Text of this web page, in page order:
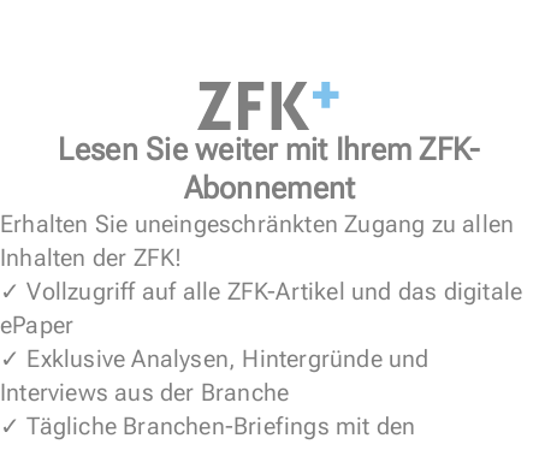
Lesen Sie weiter mit Ihrem ZFK-
Abonnement
Erhalten Sie uneingeschränkten Zugang zu allen
Inhalten der ZFK!
✓ Vollzugriff auf alle ZFK-Artikel und das digitale
ePaper
✓ Exklusive Analysen, Hintergründe und
Interviews aus der Branche
✓ Tägliche Branchen-Briefings mit den